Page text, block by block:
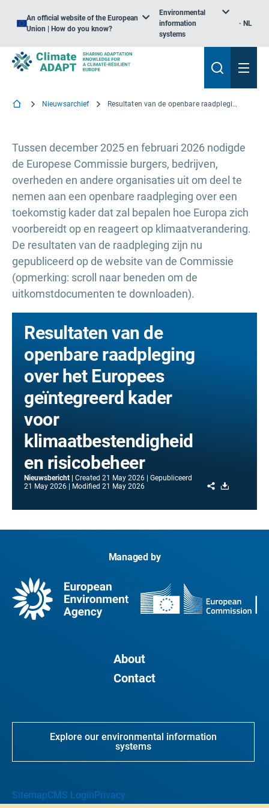
An official website of the European
Union | How do you know?
Environmental
information
systems
NL
Nieuwsarchief Resultaten van de openbare raadpleging over het Europees geïntegreerd kader voor klimaatbestendigheid en risicobeheer
Tussen december 2025 en februari 2026 nodigde
de Europese Commissie burgers, bedrijven,
overheden en andere organisaties uit om deel te
nemen aan een openbare raadpleging over een
toekomstig kader dat zal bepalen hoe Europa zich
voorbereidt op en reageert op klimaatverandering.
De resultaten van de raadpleging zijn nu
gepubliceerd op de website van de Commissie
(opmerking: scroll naar beneden om de
uitkomstdocumenten te downloaden).
Resultaten van de
openbare raadpleging
over het Europees
geïntegreerd kader
voor
klimaatbestendigheid
en risicobeheer
Nieuwsbericht Created 21 May 2026
Gepubliceerd
21 May 2026
Modified 21 May 2026 Share
Managed by
About
Contact
Explore our environmental information
systems
SitemapCMS LoginPrivacy